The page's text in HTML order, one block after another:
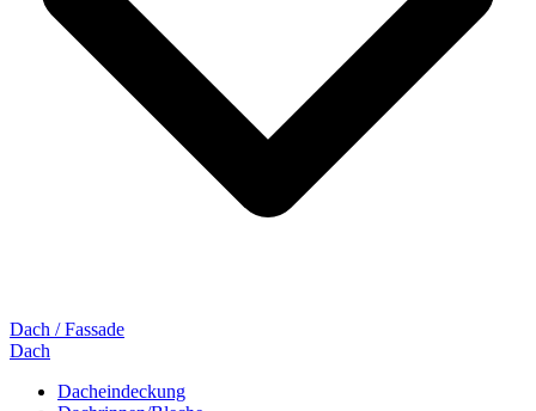
Dach / Fassade
Dach
Dacheindeckung